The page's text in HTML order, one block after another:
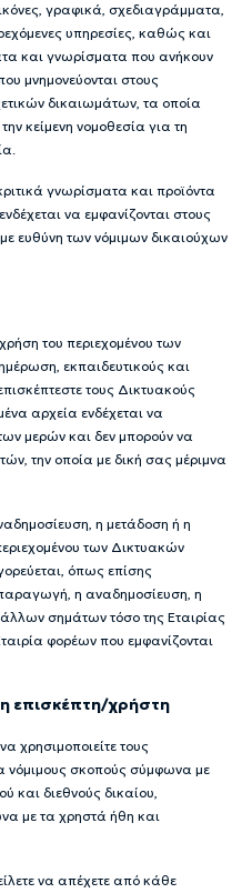
γραφικά, σχεδιαγράμματα,
υπηρεσίες, καθώς και
και γνωρίσματα που ανήκουν
μνημονεύονται στους
δικαιωμάτων, τα οποία
κείμενη νομοθεσία για τη
γνωρίσματα και προϊόντα
να εμφανίζονται στους
ευθύνη των νόμιμων δικαιούχων
του περιεχομένου των
εκπαιδευτικούς και
τους Δικτυακούς
αρχεία ενδέχεται να
μερών και δεν μπορούν να
την οποία με δική σας μέριμνα
η μετάδοση ή η
των Δικτυακών
όπως επίσης
η αναδημοσίευση, η
σημάτων τόσο της Εταιρίας
φορέων που εμφανίζονται
επισκέπτη/χρήστη
χρησιμοποιείτε τους
νόμιμους σκοπούς σύμφωνα με
και διεθνούς δικαίου,
με τα χρηστά ήθη και
να απέχετε από κάθε